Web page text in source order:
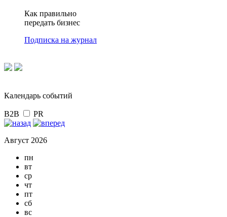
Как правильно
передать бизнес
Подписка на журнал
Календарь событий
B2B PR
Август 2026
пн
вт
ср
чт
пт
сб
вс